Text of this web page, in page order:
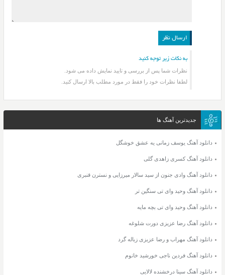
به نکات زیر توجه کنید
نظرات شما پس از بررسی و تایید نمایش داده می شود.
لطفا نظرات خود را فقط در مورد مطلب بالا ارسال کنید.
جدیدترین آهنگ ها
دانلود آهنگ یوسف زمانی یه عشق خوشگل
دانلود آهنگ کسری زاهدی گلی
دانلود آهنگ وادی جنون از سید سالار میرزایی و نسترن قنبری
دانلود آهنگ وحید وای تی سنگین تر
دانلود آهنگ وحید وای تی بچه مایه
دانلود آهنگ رضا عزیزی دورت شلوغه
دانلود آهنگ مهراب و رضا عزیزی زباله گرد
دانلود آهنگ فردین ناجی خورشید خانوم
دانلود آهنگ سینا درخشنده لالایی